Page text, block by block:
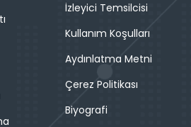
İzleyici Temsilcisi
Kullanım Koşulları
Aydınlatma Metni
Çerez Politikası
Biyografi